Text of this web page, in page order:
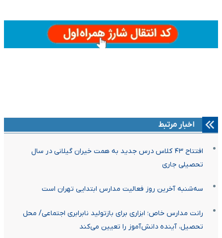
اخبار مرتبط
افتتاح ۴۳ کلاس درس جدید به همت خیران گیلانی در سال
تحصیلی جاری
سه‌شنبه آخرین روز فعالیت مدارس ابتدایی تهران است
رانت مدارس خاص؛ ابزاری برای بازتولید نابرابری اجتماعی/ محل
تحصیل، آینده دانش‌آموز را تعیین می‌کند